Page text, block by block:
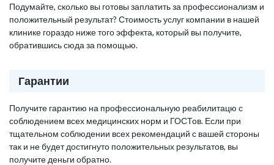
Подумайте, сколько вы готовы заплатить за профессионализм и
положительный результат? Стоимость услуг компании в нашей
клинике гораздо ниже того эффекта, который вы получите,
обратившись сюда за помощью.
Гарантии
Получите гарантию на профессиональную реабилитацю с
соблюдением всех медицинских норм и ГОСТов. Если при
тщательном соблюдении всех рекомендаций с вашей стороны
так и не будет достигнуто положительных результатов, вы
получите деньги обратно.